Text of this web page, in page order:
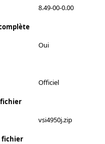
8.49-00-0.00
Oui
Officiel
vsi4950j.zip
fichier